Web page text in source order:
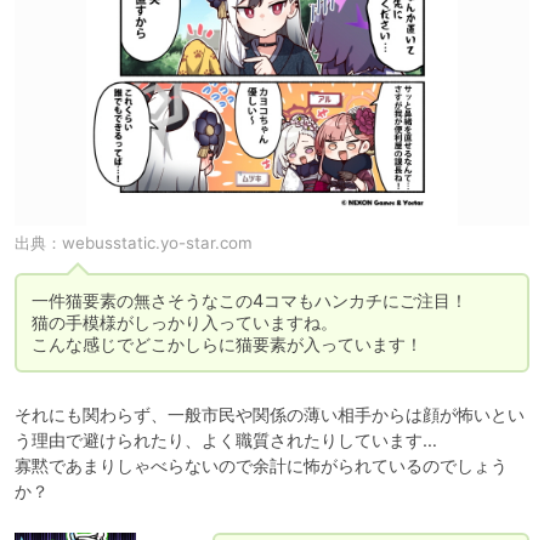
出典： webusstatic.yo-star.com
一件猫要素の無さそうなこの4コマもハンカチにご注目！
猫の手模様がしっかり入っていますね。
こんな感じでどこかしらに猫要素が入っています！
それにも関わらず、一般市民や関係の薄い相手からは顔が怖いとい
う理由で避けられたり、よく職質されたりしています…
寡黙であまりしゃべらないので余計に怖がられているのでしょう
か？